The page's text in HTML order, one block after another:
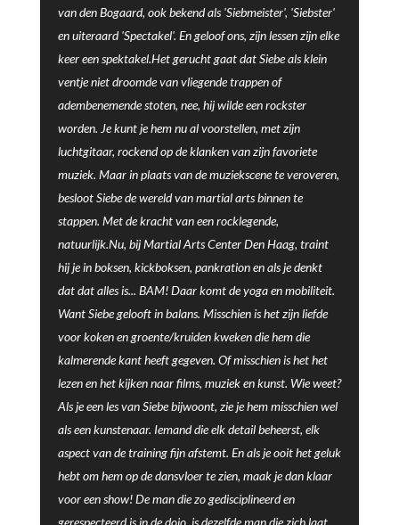
van den Bogaard, ook bekend als 'Siebmeister', 'Siebster'
en uiteraard 'Spectakel'. En geloof ons, zijn lessen zijn elke
keer een spektakel.Het gerucht gaat dat Siebe als klein
ventje niet droomde van vliegende trappen of
adembenemende stoten, nee, hij wilde een rockster
worden. Je kunt je hem nu al voorstellen, met zijn
luchtgitaar, rockend op de klanken van zijn favoriete
muziek. Maar in plaats van de muziekscene te veroveren,
besloot Siebe de wereld van martial arts binnen te
stappen. Met de kracht van een rocklegende,
natuurlijk.Nu, bij Martial Arts Center Den Haag, traint
hij je in boksen, kickboksen, pankration en als je denkt
dat dat alles is... BAM! Daar komt de yoga en mobiliteit.
Want Siebe gelooft in balans. Misschien is het zijn liefde
voor koken en groente/kruiden kweken die hem die
kalmerende kant heeft gegeven. Of misschien is het het
lezen en het kijken naar films, muziek en kunst. Wie weet?
Als je een les van Siebe bijwoont, zie je hem misschien wel
als een kunstenaar. Iemand die elk detail beheerst, elk
aspect van de training fijn afstemt. En als je ooit het geluk
hebt om hem op de dansvloer te zien, maak je dan klaar
voor een show! De man die zo gedisciplineerd en
gerespecteerd is in de dojo, is dezelfde man die zich laat